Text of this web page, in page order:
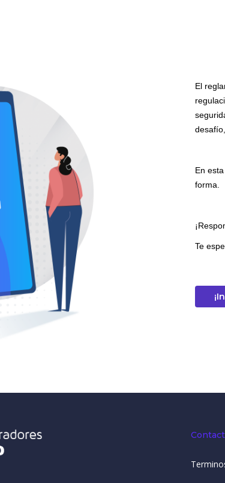
El
En
forma.
Te